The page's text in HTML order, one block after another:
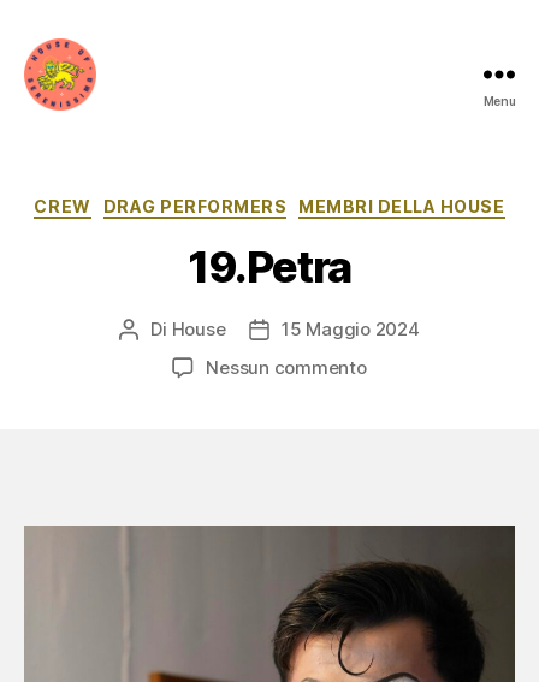
Menu
Categorie
CREW DRAG PERFORMERS MEMBRI DELLA HOUSE
19.Petra
Autore
articolo
Di House
Data15 Maggio 2024
Nessun commentosu